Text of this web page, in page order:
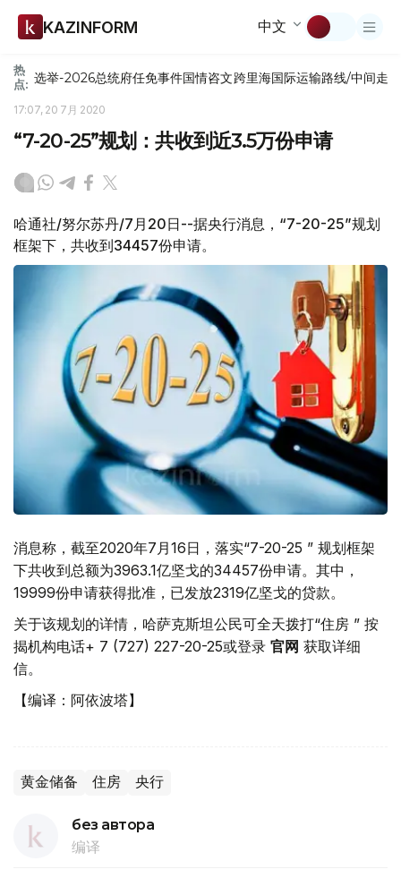
KAZINFORM 中文
热
点: 选举-2026总统府任免事件国情咨文跨里海国际运输路线/中间走廊
17:07, 20 7月 2020
“7-20-25”规划：共收到近3.5万份申请
哈通社/努尔苏丹/7月20日--据央行消息，“7-20-25”规划
框架下，共收到34457份申请。
消息称，截至2020年7月16日，落实“7-20-25 ” 规划框架
下共收到总额为3963.1亿坚戈的34457份申请。其中，
19999份申请获得批准，已发放2319亿坚戈的贷款。
关于该规划的详情，哈萨克斯坦公民可全天拨打“住房 ” 按
揭机构电话+ 7 (727) 227-20-25或登录 官网 获取详细
信。
【编译：阿依波塔】
黄金储备 住房 央行
без автора
编译